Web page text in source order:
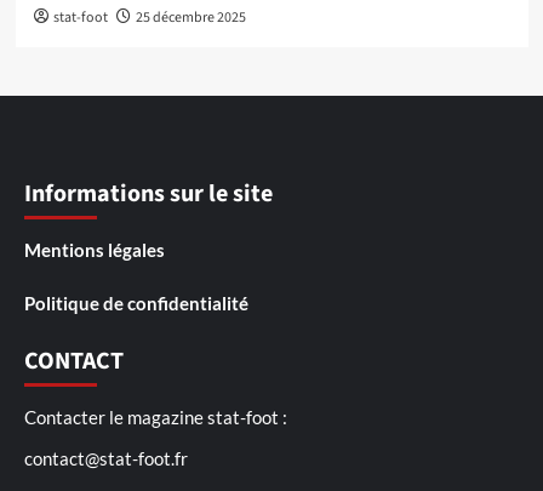
stat-foot 25 décembre 2025
Informations sur le site
Mentions légales
Politique de confidentialité
CONTACT
Contacter le magazine stat-foot :
contact@stat-foot.fr